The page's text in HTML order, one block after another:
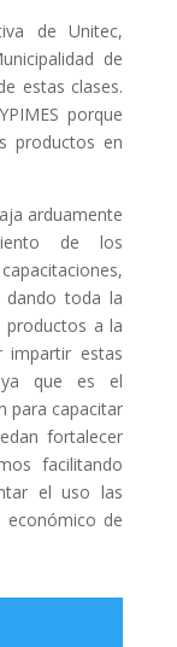
de Unitec,
de
estas clases.
porque
productos en
arduamente
de los
dando toda la
productos a la
impartir estas
ya que es el
para capacitar
fortalecer
facilitando
el uso las
económico de